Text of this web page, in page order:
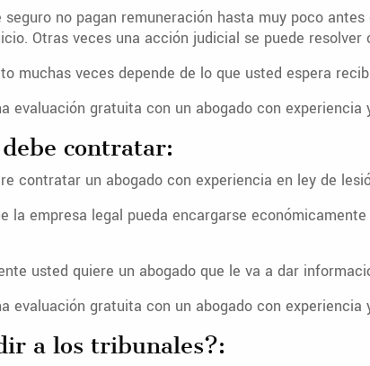
seguro no pagan remuneración hasta muy poco
Otras veces una acción judicial se puede resolver
muchas veces depende de lo que usted espera
evaluación gratuita con un abogado con
contratar:
contratar un abogado con experiencia en ley de
la empresa legal pueda encargarse
usted quiere un abogado que le va a dar
evaluación gratuita con un abogado con
a los tribunales?: